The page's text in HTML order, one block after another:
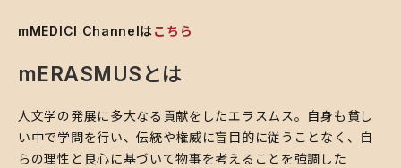
mMEDICI Channelはこちら
mERASMUSとは
人文学の発展に多大なる貢献をしたエラスムス。自身も貧し
い中で学問を行い、伝統や権威に盲目的に従うことなく、自
らの理性と良心に基づいて物事を考えることを強調した